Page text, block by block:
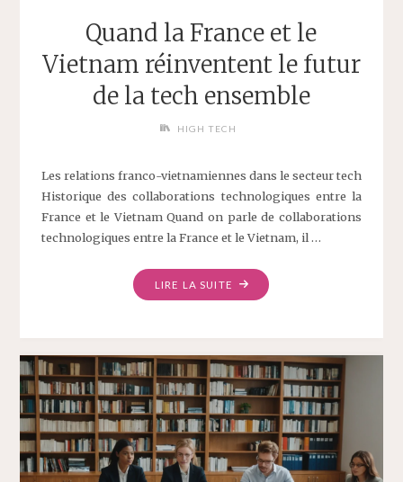
Quand la France et le
Vietnam réinventent le futur
de la tech ensemble
HIGH TECH
Les relations franco-vietnamiennes dans le secteur tech
Historique des collaborations technologiques entre la
France et le Vietnam Quand on parle de collaborations
technologiques entre la France et le Vietnam, il …
LIRE LA SUITE